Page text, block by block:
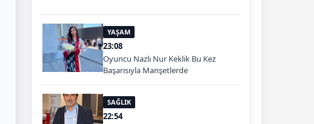
YAŞAM
23:08
Oyuncu Nazlı Nur Keklik Bu Kez
Başarısıyla Manşetlerde
SAĞLIK
22:54